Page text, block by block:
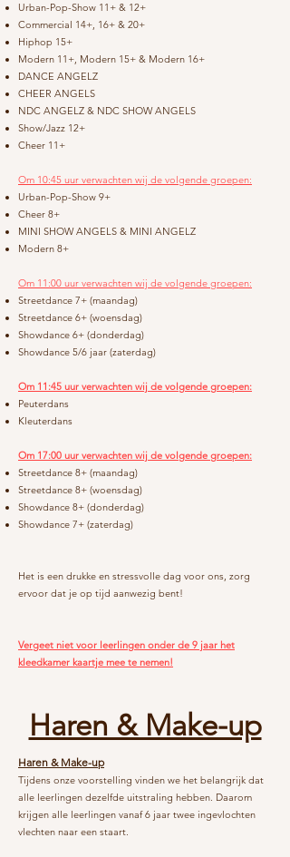
Urban-Pop-Show 11+ & 12+
Commercial 14+, 16+ & 20+
Hiphop 15+
Modern 11+, Modern 15+ & Modern 16+
DANCE ANGELZ
CHEER ANGELS
NDC ANGELZ & NDC SHOW ANGELS
Show/Jazz 12+
Cheer 11+
Om 10:45 uur verwachten wij de volgende groepen:
Urban-Pop-Show 9+
Cheer 8+
MINI SHOW ANGELS & MINI ANGELZ
Modern 8+
Om 11:00 uur verwachten wij de volgende groepen:
Streetdance 7+ (maandag)
Streetdance 6+ (woensdag)
Showdance 6+ (donderdag)
Showdance 5/6 jaar (zaterdag)
Om 11:45 uur verwachten wij de volgende groepen:
Peuterdans
Kleuterdans
Om 17:00 uur verwachten wij de volgende groepen:
Streetdance 8+ (maandag)
Streetdance 8+ (woensdag)
Showdance 8+ (donderdag)
Showdance 7+ (zaterdag)
Het is een drukke en stressvolle dag voor ons, zorg
ervoor dat je op tijd aanwezig bent!
Vergeet niet voor leerlingen onder de 9 jaar het
kleedkamer kaartje mee te nemen!
​​​​Haren & Make-up
Haren & Make-up
Tijdens onze voorstelling vinden we het belangrijk dat
alle leerlingen dezelfde uitstraling hebben. Daarom
krijgen alle leerlingen vanaf 6 jaar twee ingevlochten
vlechten naar een staart.